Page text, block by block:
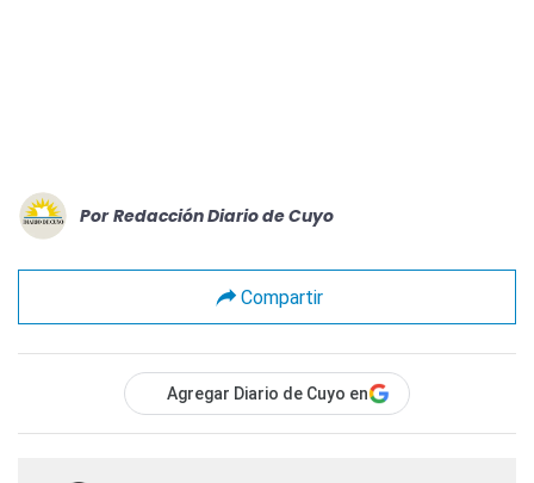
Por Redacción Diario de Cuyo
Compartir
Agregar Diario de Cuyo en